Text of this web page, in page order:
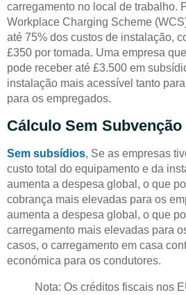
carregamento no local de trabalho.
Workplace Charging Scheme
até 75% dos custos de instalação,
£350 por tomada. Uma empresa
pode receber até £3.500 em
instalação mais acessível tanto
para os empregados.
Cálculo Sem Subvenção
Sem subsídios, Se as empresas
custo total do equipamento e da
aumenta a despesa global, o que
cobrança mais elevadas para os
aumenta a despesa global, o que
carregamento mais elevadas para
casos, o carregamento em casa
económica para os condutores.
Nota: Os créditos fiscais nos